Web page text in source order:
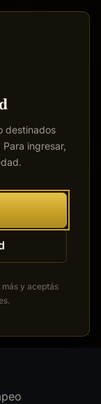
destinados
ingresar,
y aceptás
.
originales
tienda está en